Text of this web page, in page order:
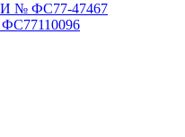
№ ФС77-47467